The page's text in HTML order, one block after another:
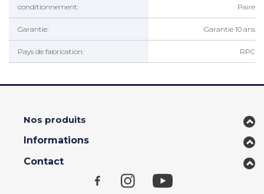
conditionnement: Paire
Garantie: Garantie 10 ans
Pays de fabrication: RPC
Nos produits
Informations
Contact